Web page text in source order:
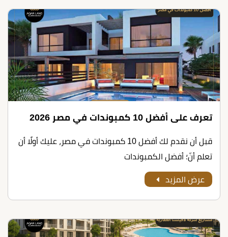
تعرف على أﻓﻀﻞ 10 ﻛﻤﺒﻮﻧﺪات ﻓﻲ ﻣﺼﺮ 2026
قبل أن نقدم لك أﻓﻀﻞ 10 ﻛﻤﺒﻮﻧﺪات ﻓﻲ ﻣﺼﺮ، عليك أولًا أن
تعلم أنّ؛ أفضل الكمبوندات
عرض المزيد